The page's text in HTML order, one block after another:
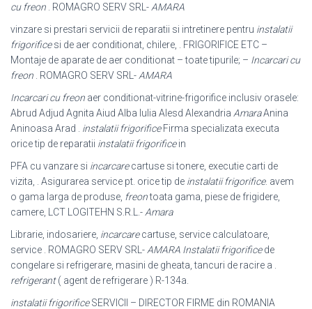
cu freon . ROMAGRO SERV SRL- AMARA
vinzare si prestari servicii de reparatii si intretinere pentru instalatii
frigorificesi de aer conditionat, chilere, . FRIGORIFICE ETC –
Montaje de aparate de aer conditionat – toate tipurile; – Incarcari cu
freon . ROMAGRO SERV SRL- AMARA
Incarcari cu freon aer conditionat-vitrine-frigorifice inclusiv orasele:
Abrud Adjud Agnita Aiud Alba Iulia Alesd Alexandria AmaraAnina
Aninoasa Arad . instalatii frigorificeFirma specializata executa
orice tip de reparatii instalatii frigorificein
PFA cu vanzare si incarcarecartuse si tonere, executie carti de
vizita, . Asigurarea service pt. orice tip de instalatii frigorifice. avem
o gama larga de produse, freontoata gama, piese de frigidere,
camere, LCT LOGITEHN S.R.L.- Amara
Librarie, indosariere, incarcarecartuse, service calculatoare,
service . ROMAGRO SERV SRL- AMARA Instalatii frigorificede
congelare si refrigerare, masini de gheata, tancuri de racire a .
refrigerant( agent de refrigerare ) R-134a.
instalatii frigorificeSERVICII – DIRECTOR FIRME din ROMANIA